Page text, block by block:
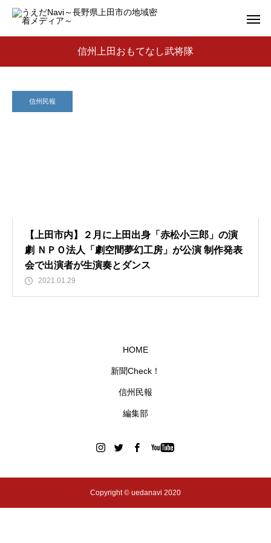
信州上田おもてなし武将隊
信州民報
【上田市内】２月に上田出身「赤松小三郎」の演
劇 ＮＰＯ法人「劇空間夢幻工房」が公演 制作発表
会で出演者が生演奏とダンス
2021.01.29
HOME
新聞Check！
信州民報
編集部
Copyright © uedanavi 2020